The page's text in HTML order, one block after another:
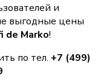
и
выгодные цены
de Marko!
по тел. +7 (499)